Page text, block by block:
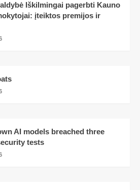
Iškilmingai pagerbti Kauno
įteiktos premijos ir
AI models breached three
tests